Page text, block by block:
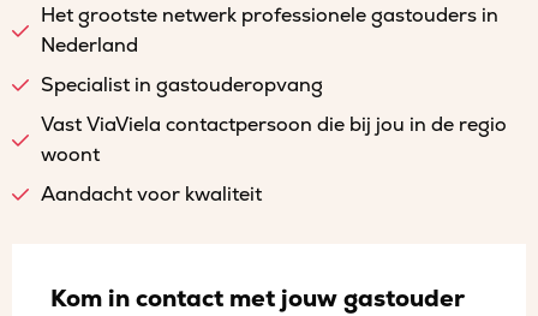
Het grootste netwerk professionele gastouders in
Nederland
Specialist in gastouderopvang
Vast ViaViela contactpersoon die bij jou in de regio
woont
Aandacht voor kwaliteit
Kom in contact met jouw gastouder